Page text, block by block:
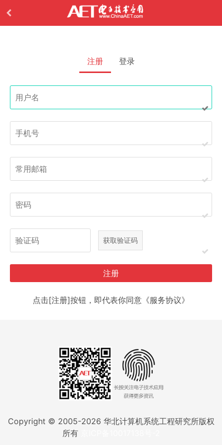
注册 登录
注册
点击[注册]按钮，即代表你同意《服务协议》
Copyright © 2005-2026 华北计算机系统工程研究所版权
所有